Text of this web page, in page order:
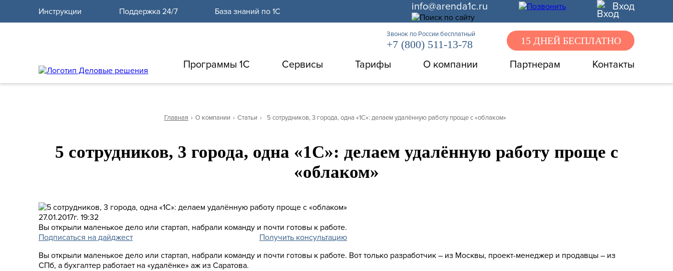
Инструкции Поддержка 24/7 База знаний по 1С info@arenda1c.ru Вход
Звонок по России бесплатный
+7 (800) 511-13-78 15 ДНЕЙ БЕСПЛАТНО
Программы 1С Сервисы Тарифы О компании Партнерам Контакты
Главная › О компании › Статьи › 5 сотрудников, 3 города, одна «1С»: делаем удалённую работу проще с «облаком»
5 сотрудников, 3 города, одна «1С»: делаем удалённую работу проще с
«облаком»
27.01.2017г. 19:32
Вы открыли маленькое дело или стартап, набрали команду и почти готовы к работе.
Подписаться на дайджест
Получить консультацию
Вы открыли маленькое дело или стартап, набрали команду и почти готовы к работе. Вот только разработчик – из Москвы, проект-менеджер и продавцы – из
СПб, а бухгалтер работает на «удалёнке» аж из Саратова.